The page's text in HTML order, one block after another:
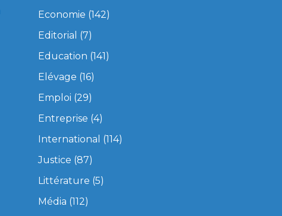
Economie (142)
Editorial (7)
Education (141)
Elévage (16)
Emploi (29)
Entreprise (4)
International (114)
Justice (87)
Littérature (5)
Média (112)